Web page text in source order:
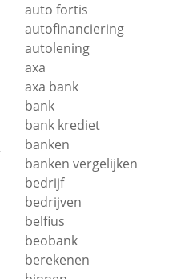
auto fortis
autofinanciering
autolening
axa
axa bank
bank
bank krediet
banken
banken vergelijken
bedrijf
bedrijven
belfius
beobank
berekenen